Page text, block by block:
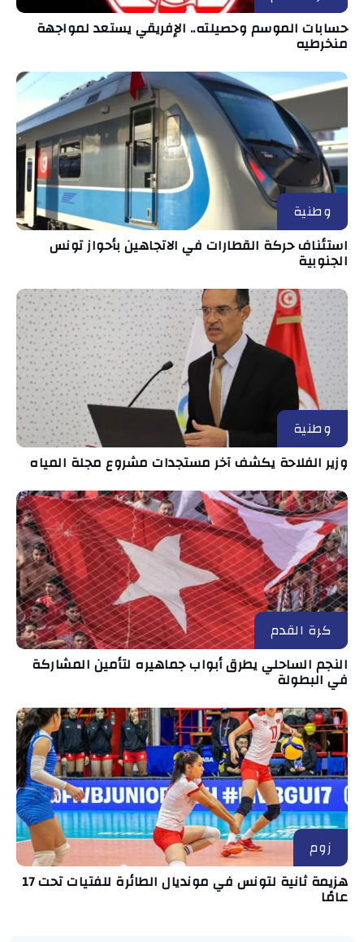
حسابات الموسم وحصيلته.. الإفريقي يستعد لمواجهة
منخرطيه
وطنية
استئناف حركة القطارات في الاتجاهين بأحواز تونس
الجنوبية
وطنية
وزير الفلاحة يكشف آخر مستجدات مشروع مجلة المياه
كرة القدم
النجم الساحلي يطرق أبواب جماهيره لتأمين المشاركة
في البطولة
زوم
هزيمة ثانية لتونس في مونديال الطائرة للفتيات تحت 17
عامًا